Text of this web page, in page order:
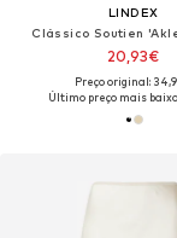
LINDEX
Clássico Soutien
20,93€
Preço original:
Último preço mais